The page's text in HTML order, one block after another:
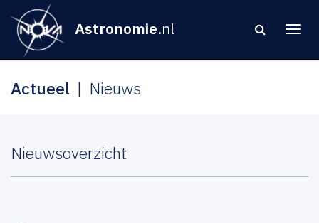
Astronomie.nl
Actueel Nieuws
Nieuwsoverzicht